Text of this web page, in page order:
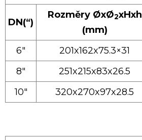
DN(“)
Rozměry ØxØ2xHxh
(mm)
6″
201x162x75.3×31
8″
251x215x83x26.5
10″
320x270x97x28.5